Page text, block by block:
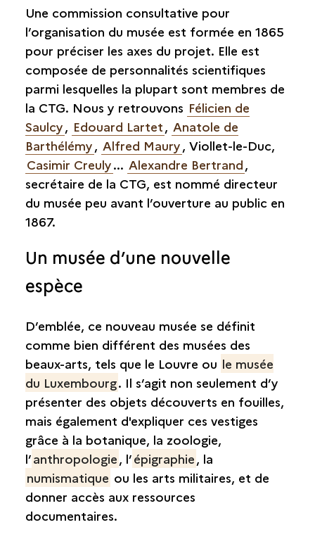
Une commission consultative pour
l’organisation du musée est formée en 1865
pour préciser les axes du projet. Elle est
composée de personnalités scientifiques
parmi lesquelles la plupart sont membres de
la CTG. Nous y retrouvons Félicien de
Saulcy
Edouard Lartet
Anatole de
Barthélémy
Alfred Maury , Viollet-le-Duc,
Casimir Creuly... Alexandre Bertrand
secrétaire de la CTG, est nommé directeur
du musée peu avant l’ouverture au public en
1867.
Un musée d’une nouvelle
espèce
D’emblée, ce nouveau musée se définit
comme bien différent des musées des
beaux-arts, tels que le Louvre ou le musée
du Luxembourg. Il s’agit non seulement d’y
présenter des objets découverts en fouilles,
mais également d'expliquer ces vestiges
grâce à la botanique, la zoologie,
l’anthropologie , l’épigraphie , la
numismatique ou les arts militaires, et de
donner accès aux ressources
documentaires.